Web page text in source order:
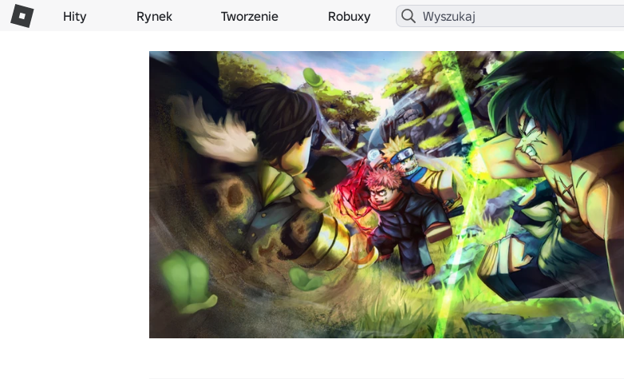
Hity Rynek Tworzenie Robuxy